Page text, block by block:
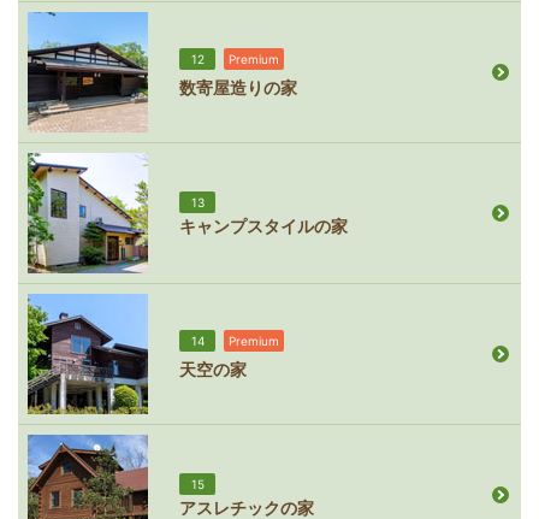
12 Premium
数寄屋造りの家
13
キャンプスタイルの家
14 Premium
天空の家
15
アスレチックの家